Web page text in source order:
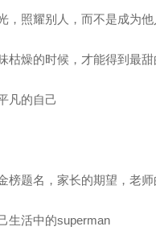
，照耀别人，而不是成为
枯燥的时候，才能得到最甜
凡的自己
榜题名，家长的期望，老
生活中的superman